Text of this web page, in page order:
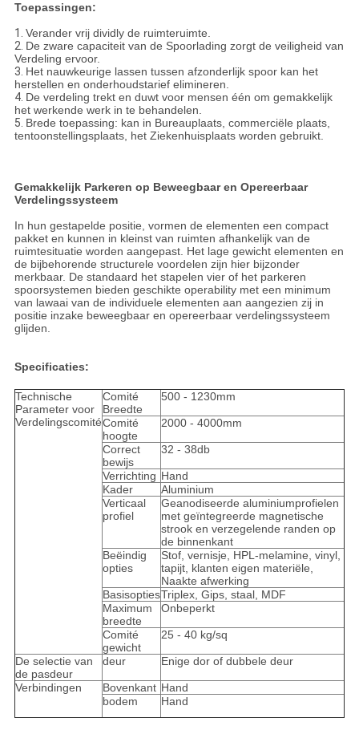
Toepassingen:
1. Verander vrij dividly de ruimteruimte.
2. De zware capaciteit van de Spoorlading zorgt de veiligheid van
Verdeling ervoor.
3. Het nauwkeurige lassen tussen afzonderlijk spoor kan het
herstellen en onderhoudstarief elimineren.
4. De verdeling trekt en duwt voor mensen één om gemakkelijk
het werkende werk in te behandelen.
5. Brede toepassing: kan in Bureauplaats, commerciële plaats,
tentoonstellingsplaats, het Ziekenhuisplaats worden gebruikt.
Gemakkelijk Parkeren op Beweegbaar en Opereerbaar
Verdelingssysteem
In hun gestapelde positie, vormen de elementen een compact
pakket en kunnen in kleinst van ruimten afhankelijk van de
ruimtesituatie worden aangepast. Het lage gewicht elementen en
de bijbehorende structurele voordelen zijn hier bijzonder
merkbaar. De standaard het stapelen vier of het parkeren
spoorsystemen bieden geschikte operability met een minimum
van lawaai van de individuele elementen aan aangezien zij in
positie inzake beweegbaar en opereerbaar verdelingssysteem
glijden.
Specificaties:
Technische
Parameter voor
Verdelingscomité
Comité
Breedte
500 - 1230mm
Comité
hoogte
2000 - 4000mm
Correct
bewijs
32 - 38db
Verrichting Hand
Kader
Aluminium
Verticaal
profiel
Geanodiseerde aluminiumprofielen
met geïntegreerde magnetische
strook en verzegelende randen op
de binnenkant
Beëindig
opties
Stof, vernisje, HPL-melamine, vinyl,
tapijt, klanten eigen materiële,
Naakte afwerking
BasisoptiesTriplex, Gips, staal, MDF
Maximum
breedte
Onbeperkt
Comité
gewicht
25 - 40 kg/sq
De selectie van
de pasdeur
deur Enige dor of dubbele deur
Verbindingen Bovenkant Hand
bodem
Hand